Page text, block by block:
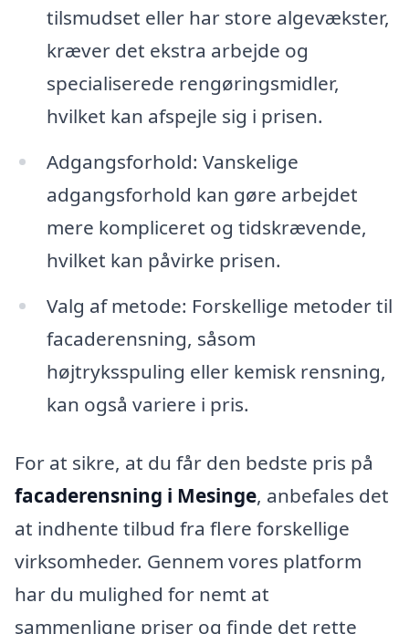
tilsmudset eller har store algevækster,
kræver det ekstra arbejde og
specialiserede rengøringsmidler,
hvilket kan afspejle sig i prisen.
Adgangsforhold: Vanskelige
adgangsforhold kan gøre arbejdet
mere kompliceret og tidskrævende,
hvilket kan påvirke prisen.
Valg af metode: Forskellige metoder til
facaderensning, såsom
højtryksspuling eller kemisk rensning,
kan også variere i pris.
For at sikre, at du får den bedste pris på
facaderensning i Mesinge, anbefales det
at indhente tilbud fra flere forskellige
virksomheder. Gennem vores platform
har du mulighed for nemt at
sammenligne priser og finde det rette